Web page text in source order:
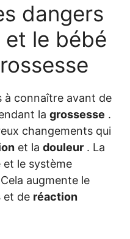
dangers
et le bébé
à connaître avant de
la grossesse .
changements qui
et la douleur . La
et le système
augmente le
et de réaction